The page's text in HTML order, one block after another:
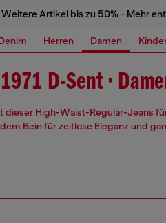
Weitere Artikel bis zu 50% - Mehr
Herren Damen
1971 D-Sent •
dieser High-Waist-Regular-Jeans
Bein für zeitlose Eleganz und